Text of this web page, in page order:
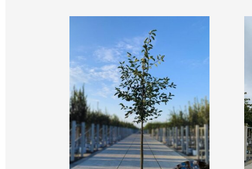
Sommer
Dichtes, gesundes Laub spendet
Früchte entwickeln sich und bleiben
Herbst
Warme Gelb- bis Goldtöne im Laub;
Akzente, danach wieder klare